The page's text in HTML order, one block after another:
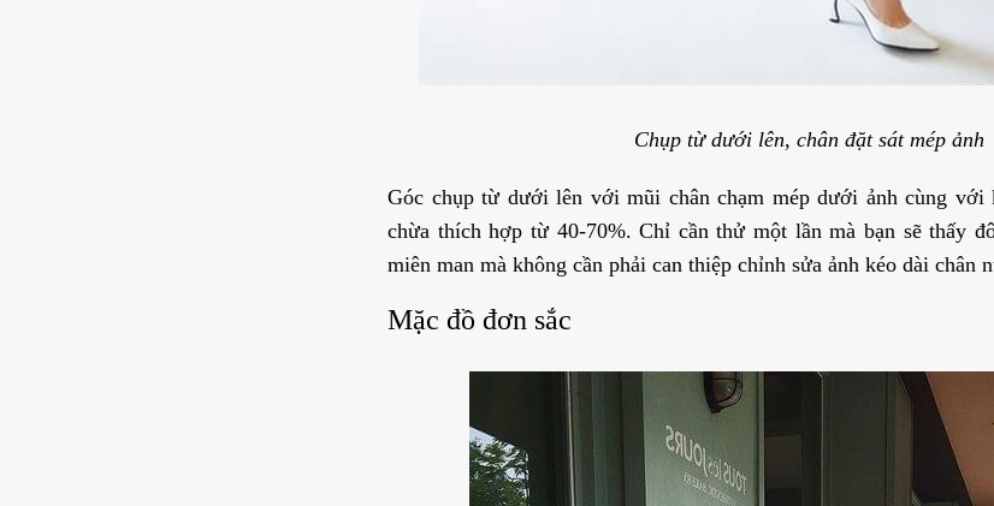
Chụp từ dưới lên, chân đặt sát mép ảnh
Góc chụp từ dưới lên với mũi chân chạm mép dưới ảnh cùng với
chừa thích hợp từ 40-70%. Chỉ cần thử một lần mà bạn sẽ thấy
miên man mà không cần phải can thiệp chỉnh sửa ảnh kéo dài chân
Mặc đồ đơn sắc